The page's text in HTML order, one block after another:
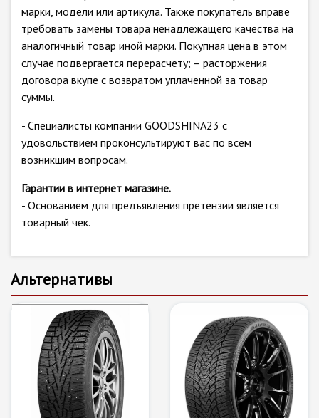
марки, модели или артикула. Также покупатель вправе
требовать замены товара ненадлежащего качества на
аналогичный товар иной марки. Покупная цена в этом
случае подвергается перерасчету; – расторжения
договора вкупе с возвратом уплаченной за товар
суммы.
- Специалисты компании GOODSHINA23 с
удовольствием проконсультируют вас по всем
возникшим вопросам.
Гарантии в интернет магазине.
- Основанием для предъявления претензии является
товарный чек.
Альтернативы